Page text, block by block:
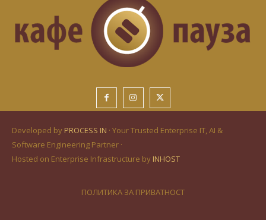
Developed by PROCESS IN · Your Trusted Enterprise IT, AI &
Software Engineering Partner ·
Hosted on Enterprise Infrastructure by INHOST
ПОЛИТИКА ЗА ПРИВАТНОСТ